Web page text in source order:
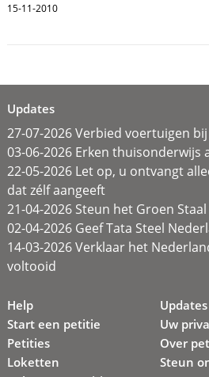
15-11-2010
Updates
27-07-2026 Verbied voertuigen
03-06-2026 Erken thuisonderwijs
22-05-2026 Let op, u ontvangt
dat zélf aangeeft
21-04-2026 Steun het Groen
02-04-2026 Geef Tata Steel
14-03-2026 Verklaar het
voltooid
Help
Start een petitie
Petities
Loketten
Updates
Uw
Over
Steun